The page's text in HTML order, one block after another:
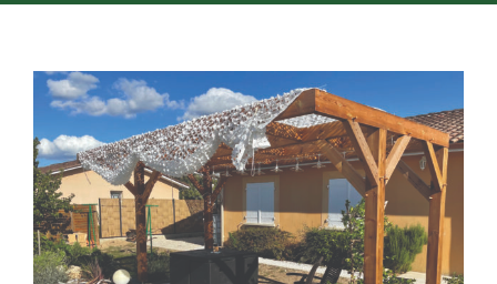
Voir
l'image
agrandie